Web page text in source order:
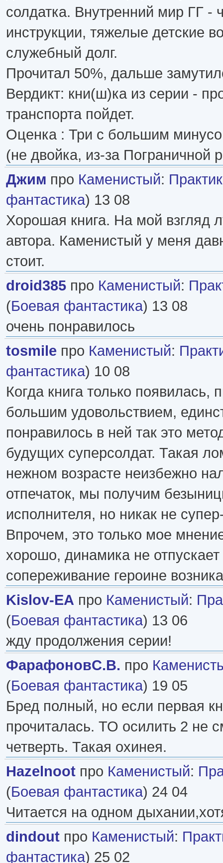
солдатка. Внутренний мир ГГ -
инструкции, тяжелые детские
служебный долг.
Прочитал 50%, дальше
Вердикт: кни(ш)ка из серии -
транспорта пойдет.
Оценка : Три с большим
(не двойка, из-за Пограничной
Джим про Каменистый:
фантастика) 13 08
Хорошая книга. На мой взгляд
автора. Каменистый у меня
стоит.
droid385 про Каменистый:
(Боевая фантастика) 13 08
очень понравилось
tosmile про Каменистый:
фантастика) 10 08
Когда книга только появилась,
большим удовольствием,
понравилось в ней так это
будущих суперсолдат. Такая
нежном возрасте неизбежно
отпечаток, мы получим
исполнителя, но никак не
Впрочем, это только мое
хорошо, динамика не
сопереживание героине
Kislov-EA про Каменистый:
(Боевая фантастика) 13 06
жду продолжения серии!
ФарафоновС.В. про
(Боевая фантастика) 19 05
Бред полный, но если первая
прочиталась. ТО осилить 2 не
четверть. Такая охинея.
Hazelnoot про Каменистый:
(Боевая фантастика) 24 04
Читается на одном
dindout про Каменистый:
фантастика) 25 02